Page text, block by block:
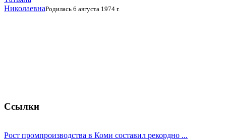
НиколаевнаРодилась 6 августа 1974 г.
Ссылки
Рост промпроизводства в Коми составил рекордно ...